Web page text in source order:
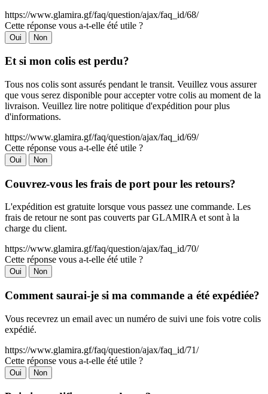
https://www.glamira.gf/faq/question/ajax/faq_id/68/
Cette réponse vous a-t-elle été utile ?
Oui Non
Et si mon colis est perdu?
Tous nos colis sont assurés pendant le transit. Veuillez vous assurer
que vous serez disponible pour accepter votre colis au moment de la
livraison. Veuillez lire notre politique d'expédition pour plus
d'informations.
https://www.glamira.gf/faq/question/ajax/faq_id/69/
Cette réponse vous a-t-elle été utile ?
Oui Non
Couvrez-vous les frais de port pour les retours?
L'expédition est gratuite lorsque vous passez une commande. Les
frais de retour ne sont pas couverts par GLAMIRA et sont à la
charge du client.
https://www.glamira.gf/faq/question/ajax/faq_id/70/
Cette réponse vous a-t-elle été utile ?
Oui Non
Comment saurai-je si ma commande a été expédiée?
Vous recevrez un email avec un numéro de suivi une fois votre colis
expédié.
https://www.glamira.gf/faq/question/ajax/faq_id/71/
Cette réponse vous a-t-elle été utile ?
Oui Non